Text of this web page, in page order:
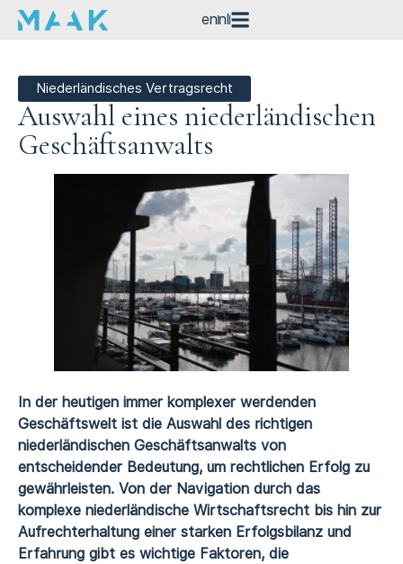
ennl
Niederländisches Vertragsrecht
Auswahl eines niederländischen
Geschäftsanwalts
In der heutigen immer komplexer werdenden
Geschäftswelt ist die Auswahl des richtigen
niederländischen Geschäftsanwalts von
entscheidender Bedeutung, um rechtlichen Erfolg zu
gewährleisten. Von der Navigation durch das
komplexe niederländische Wirtschaftsrecht bis hin zur
Aufrechterhaltung einer starken Erfolgsbilanz und
Erfahrung gibt es wichtige Faktoren, die